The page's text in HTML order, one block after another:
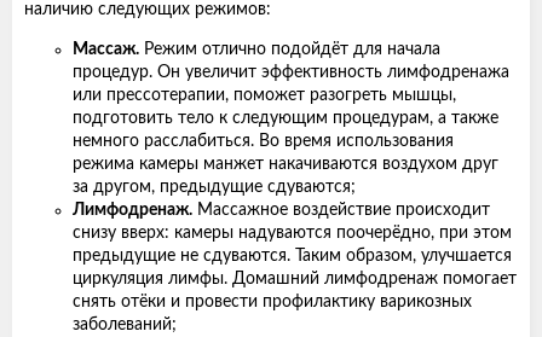
наличию следующих режимов:
Массаж. Режим отлично подойдёт для начала
процедур. Он увеличит эффективность лимфодренажа
или прессотерапии, поможет разогреть мышцы,
подготовить тело к следующим процедурам, а также
немного расслабиться. Во время использования
режима камеры манжет накачиваются воздухом друг
за другом, предыдущие сдуваются;
Лимфодренаж. Массажное воздействие происходит
снизу вверх: камеры надуваются поочерёдно, при этом
предыдущие не сдуваются. Таким образом, улучшается
циркуляция лимфы. Домашний лимфодренаж помогает
снять отёки и провести профилактику варикозных
заболеваний;